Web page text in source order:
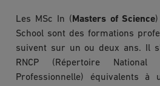
Les MSc In ( Masters of Science
School sont des formations
suivent sur un ou deux ans. Il
RNCP (Répertoire
Professionnelle) équivalents